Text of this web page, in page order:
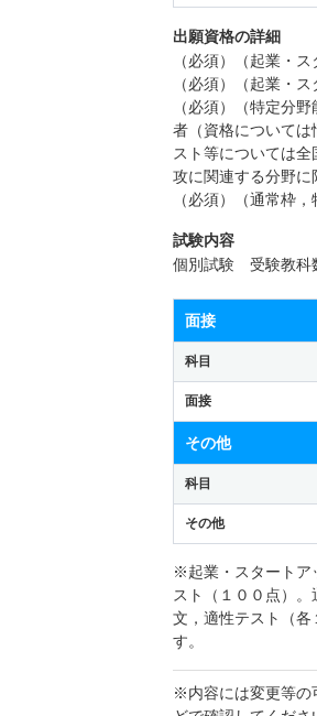
出願資格の詳細
（必須）（起業・
（必須）（起業・
（必須）（特定分
者（資格について
スト等については
攻に関連する分野に
（必須）（通常枠
試験内容
個別試験 受験教科
面接
科目
面接
その他
科目
その他
※起業・スタートア
スト（１００点）
文，適性テスト（
す。
※内容には変更等の